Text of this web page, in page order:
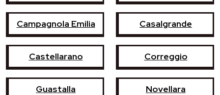
Campagnola Emilia Casalgrande
Castellarano Correggio
Guastalla Novellara